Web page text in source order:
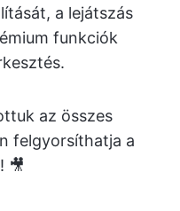
a lejátszás
funkciók
az összes
felgyorsíthatja a
🎥